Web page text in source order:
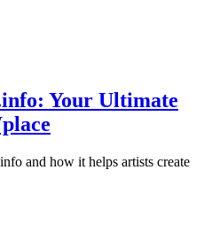
Your Ultimate
and how it helps artists create